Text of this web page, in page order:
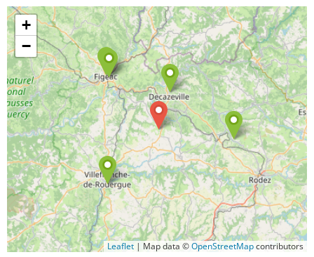
+
−
Leaflet | Map data ©OpenStreetMapcontributors